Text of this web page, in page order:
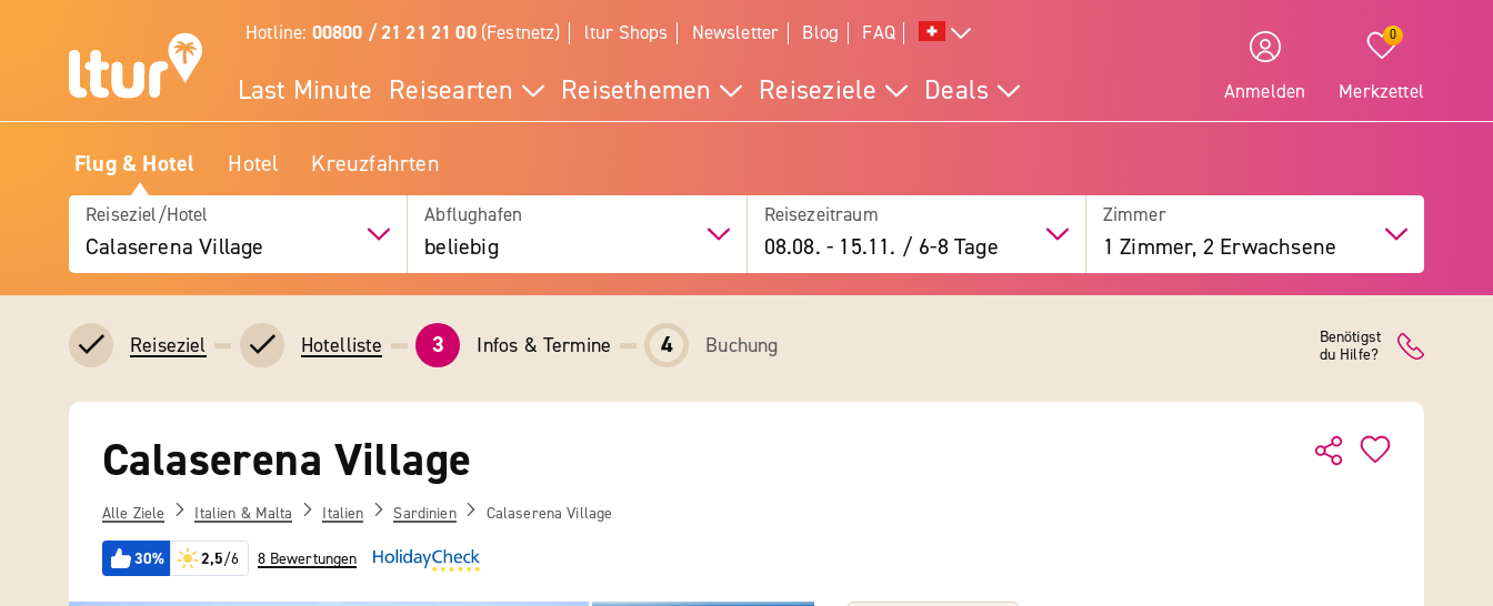
Hotline: 00800 / 21 21 21 00(Festnetz) ltur Shops Newsletter Blog FAQ
Last Minute Reisearten Reisethemen Reiseziele Deals Anmelden
0
Merkzettel
Flug & Hotel Hotel Kreuzfahrten
Reiseziel/Hotel
Calaserena Village
Abflughafen
beliebig
Reisezeitraum
08.08. - 15.11. / 6-8 Tage
Zimmer
1 Zimmer, 2 Erwachsene
Reiseziel Hotelliste 3 Infos & Termine 4 Buchung
Benötigst
du Hilfe?
Calaserena Village
Alle Ziele Italien & Malta Italien Sardinien Calaserena Village
30% 2,5/6 8 Bewertungen